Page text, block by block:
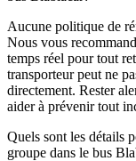
Aucune politique de
Nous vous
temps réel pour tout
transporteur peut ne
directement. Rester
aider à prévenir tout
Quels sont les détails
groupe dans le bus